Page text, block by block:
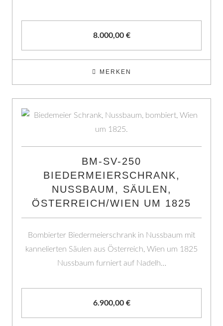
8.000,00 €
MERKEN
BM-SV-250
BIEDERMEIERSCHRANK,
NUSSBAUM, SÄULEN,
ÖSTERREICH/WIEN UM 1825
Bombierter Biedermeierschrank in Nussbaum mit
kannelierten Säulen aus Österreich, Wien um 1825
Nussbaum furniert auf Nadelh…
6.900,00 €